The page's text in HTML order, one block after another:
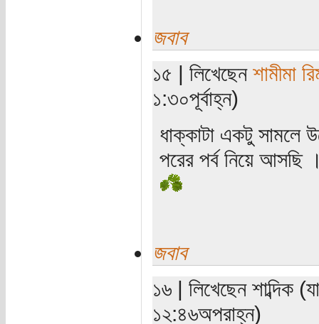
জবাব
১৫ | লিখেছেন শামীমা
১:৩০পূর্বাহ্ন)
ধাক্কাটা একটু সামলে
পরের পর্ব নিয়ে আসছি
জবাব
১৬ | লিখেছেন শাব্দিক
১২:৪৬অপরাহ্ন)